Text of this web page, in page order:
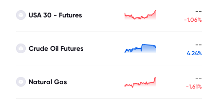
USA 30 - Futures --
-1.06%
Crude Oil Futures --
4.24%
Natural Gas --
-1.61%